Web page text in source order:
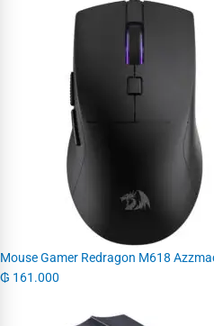
Mouse Gamer Redragon M618
₲ 161.000